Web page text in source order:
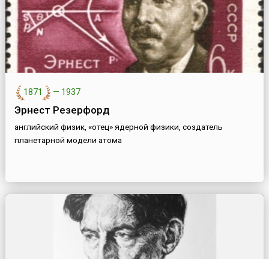
1871 — 1937
Эрнест Резерфорд
английский физик, «отец» ядерной физики, создатель
планетарной модели атома